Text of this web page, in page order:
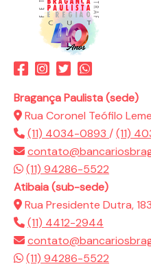
Bragança Paulista (sede)
Rua Coronel Teófilo
(11) 4034-0893 /(11)
(11) 94286-5522
Atibaia (sub-sede)
Rua Presidente Dutra,
(11) 4412-2944
(11) 94286-5522